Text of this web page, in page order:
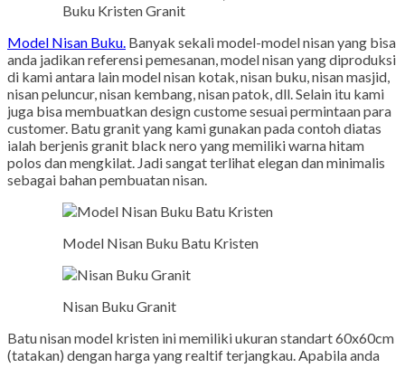
Buku Kristen Granit
Model Nisan Buku. Banyak sekali model-model nisan yang bisa
anda jadikan referensi pemesanan, model nisan yang diproduksi
di kami antara lain model nisan kotak, nisan buku, nisan masjid,
nisan peluncur, nisan kembang, nisan patok, dll. Selain itu kami
juga bisa membuatkan design custome sesuai permintaan para
customer. Batu granit yang kami gunakan pada contoh diatas
ialah berjenis granit black nero yang memiliki warna hitam
polos dan mengkilat. Jadi sangat terlihat elegan dan minimalis
sebagai bahan pembuatan nisan.
Model Nisan Buku Batu Kristen
Nisan Buku Granit
Batu nisan model kristen ini memiliki ukuran standart 60x60cm
(tatakan) dengan harga yang realtif terjangkau. Apabila anda